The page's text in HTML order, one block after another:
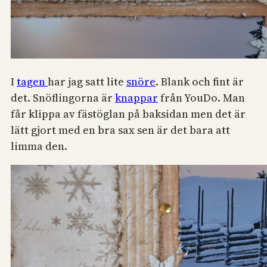
Itagenhar jag satt lite snöre. Blank och fint är
det. Snöflingorna är knappar från YouDo. Man
får klippa av fästöglan på baksidan men det är
lätt gjort med en bra sax sen är det bara att
limma den.